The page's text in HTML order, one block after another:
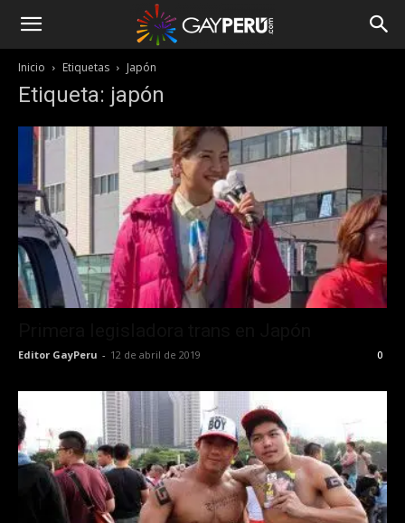
Inicio Etiquetas Japón
Etiqueta: japón
Editor GayPeru - 12 de abril de 2019 0